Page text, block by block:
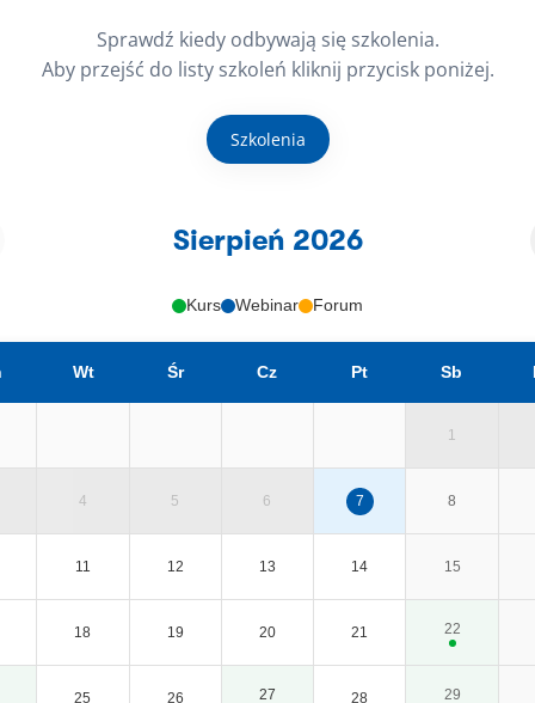
Sprawdź kiedy odbywają się szkolenia.
Aby przejść do listy szkoleń kliknij przycisk poniżej.
Szkolenia
Sierpień 2026
Kurs Webinar Forum
Wt Śr Cz Pt Sb
1
4 5 6 7 8
11 12 13 14 15
18 19 20 21 22
25 26 27 28 29